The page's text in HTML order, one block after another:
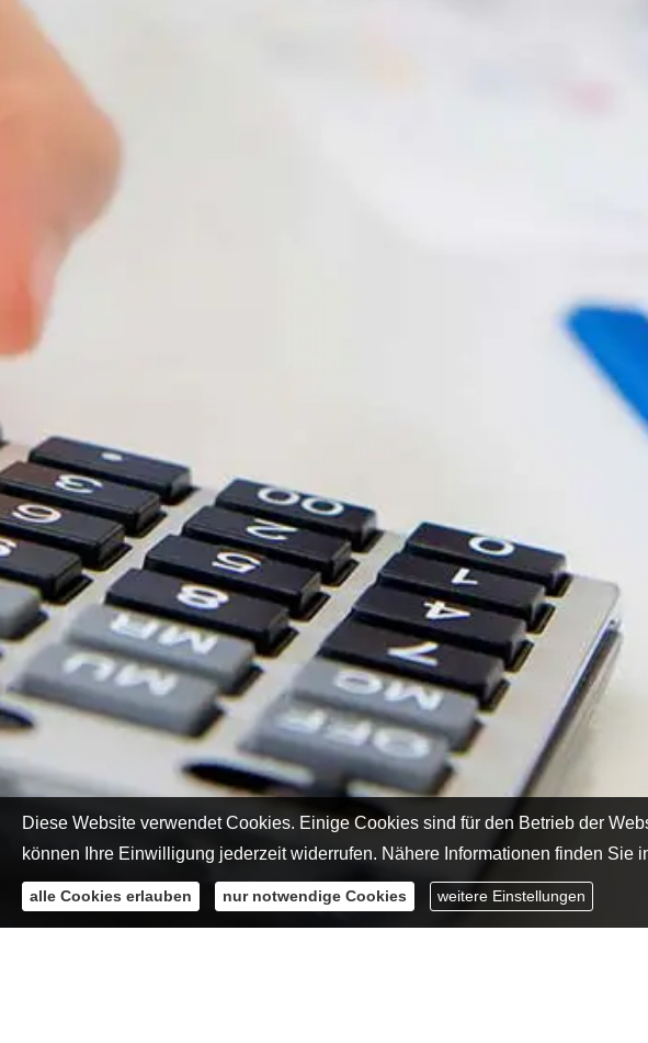
Diese Website verwendet Cookies. Einige Cookies sind für den Betrieb der
können Ihre Einwilligung jederzeit widerrufen. Nähere Informationen finden Sie
alle Cookies erlauben nur notwendige Cookies weitere Einstellungen